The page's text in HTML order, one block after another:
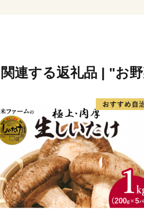
関連する返礼品 | "お